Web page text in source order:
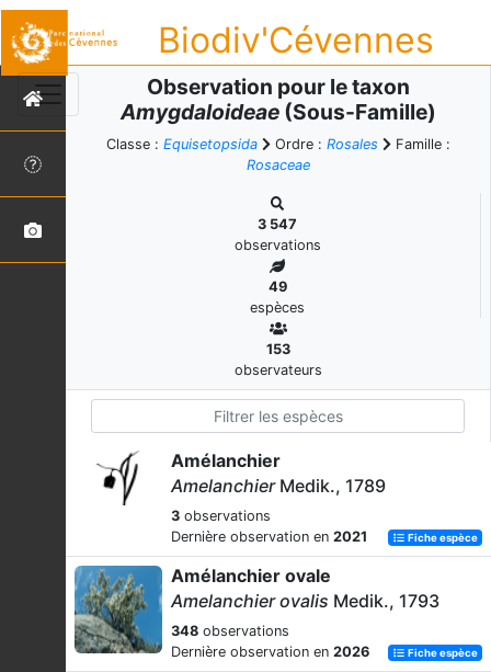
Biodiv'Cévennes
Observation pour le taxon
Amygdaloideae(Sous-Famille)
Classe : Equisetopsida Ordre : Rosales
Famille :
Rosaceae
3 547
observations
49
espèces
153
observateurs
Amélanchier
AmelanchierMedik., 1789
3 observations
Dernière observation en 2021 Fiche espèce
Amélanchier ovale
Amelanchier ovalis Medik., 1793
348 observations
Dernière observation en 2026 Fiche espèce